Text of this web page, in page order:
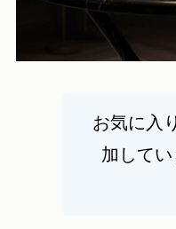
お気に入
加して